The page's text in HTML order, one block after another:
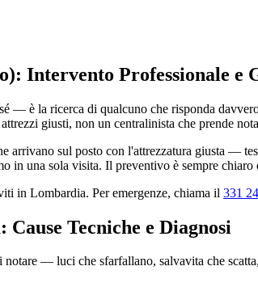
Intervento Professionale e
— è la ricerca di qualcuno che risponda
giusti, non un centralinista che prende
sul posto con l'attrezzatura giusta —
una sola visita. Il preventivo è sempre
in Lombardia. Per emergenze, chiama il 331
Tecniche e Diagnosi
— luci che sfarfallano, salvavita che